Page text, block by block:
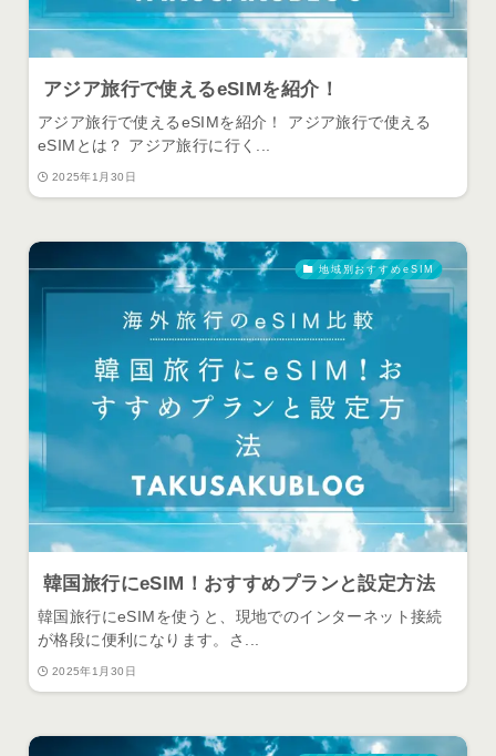
アジア旅行で使えるeSIMを紹介！
アジア旅行で使えるeSIMを紹介！ アジア旅行で使える
eSIMとは？ アジア旅行に行く...
2025年1月30日
地域別おすすめeSIM
韓国旅行にeSIM！おすすめプランと設定方法
韓国旅行にeSIMを使うと、現地でのインターネット接続
が格段に便利になります。さ...
2025年1月30日